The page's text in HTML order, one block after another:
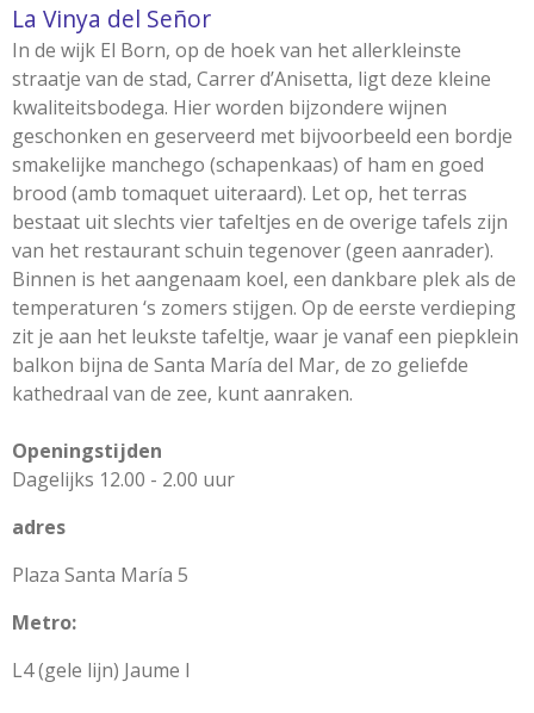
La Vinya del Señor
In de wijk El Born, op de hoek van het allerkleinste
straatje van de stad, Carrer d’Anisetta, ligt deze kleine
kwaliteitsbodega. Hier worden bijzondere wijnen
geschonken en geserveerd met bijvoorbeeld een bordje
smakelijke manchego (schapenkaas) of ham en goed
brood (amb tomaquet uiteraard). Let op, het terras
bestaat uit slechts vier tafeltjes en de overige tafels zijn
van het restaurant schuin tegenover (geen aanrader).
Binnen is het aangenaam koel, een dankbare plek als de
temperaturen ‘s zomers stijgen. Op de eerste verdieping
zit je aan het leukste tafeltje, waar je vanaf een piepklein
balkon bijna de Santa María del Mar, de zo geliefde
kathedraal van de zee, kunt aanraken.
Openingstijden
Dagelijks 12.00 - 2.00 uur
adres
Plaza Santa María 5
Metro:
L4 (gele lijn) Jaume I